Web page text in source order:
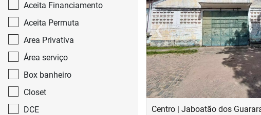
Aceita Financiamento
Aceita Permuta
Area Privativa
Área serviço
Box banheiro
Closet
DCE
‹Previous
Centro | Jaboatão dos